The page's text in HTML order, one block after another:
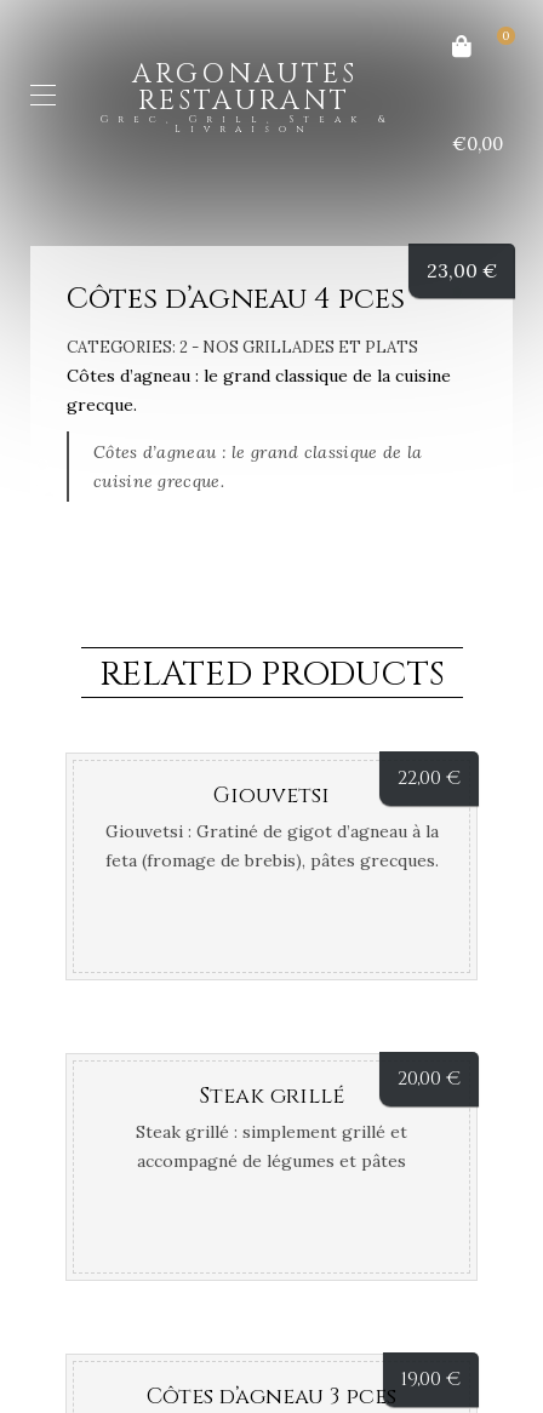
ARGONAUTES
RESTAURANT
Grec, Grill, Steak &
Livraison
0
€0,00
Côtes d’agneau 4 pces
CATEGORIES: 2 - NOS GRILLADES ET PLATS
Côtes d’agneau : le grand classique de la cuisine
grecque.
Côtes d’agneau : le grand classique de la
cuisine grecque.
23,00 €
RELATED PRODUCTS
22,00 €
Giouvetsi
Giouvetsi : Gratiné de gigot d’agneau à la
feta (fromage de brebis), pâtes grecques.
20,00 €
Steak grillé
Steak grillé : simplement grillé et
accompagné de légumes et pâtes
19,00 €
Côtes d’agneau 3 pces